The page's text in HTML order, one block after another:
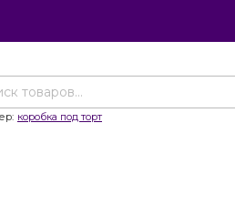
коробка под торт